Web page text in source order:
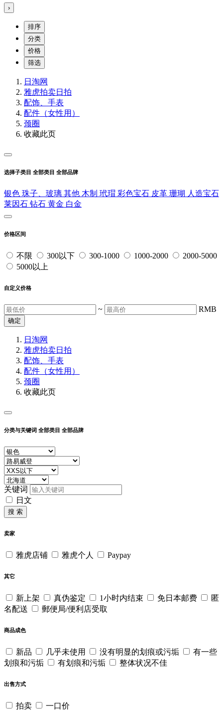
›
排序
分类
价格
筛选
日淘网
雅虎拍卖日拍
配饰、手表
配件（女性用）
颈圈
收藏此页
选择子类目 全部类目 全部品牌
银色 珠子、玻璃 其他 木制 玳瑁 彩色宝石 皮革 珊瑚 人造宝石
莱因石 钻石 黄金 白金
价格区间
不限 300以下 300-1000 1000-2000
2000-5000
5000以上
自定义价格
~ RMB
确定
日淘网
雅虎拍卖日拍
配饰、手表
配件（女性用）
颈圈
收藏此页
分类与关键词 全部类目 全部品牌
关键词
日文
搜 索
卖家
雅虎店铺 雅虎个人 Paypay
其它
新上架 真伪鉴定 1小时内结束 免日本邮费
匿
名配送
郵便局/便利店受取
商品成色
新品 几乎未使用 没有明显的划痕或污垢
有一些
划痕和污垢
有划痕和污垢 整体状况不佳
出售方式
拍卖 一口价